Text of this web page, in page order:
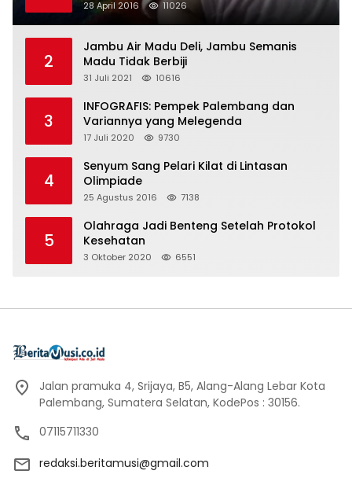
28 April 2016 11026
2
Jambu Air Madu Deli, Jambu Semanis
Madu Tidak Berbiji
31 Juli 2021 10616
3
INFOGRAFIS: Pempek Palembang dan
Variannya yang Melegenda
17 Juli 2020 9730
4
Senyum Sang Pelari Kilat di Lintasan
Olimpiade
25 Agustus 2016 7138
5
Olahraga Jadi Benteng Setelah Protokol
Kesehatan
3 Oktober 2020 6551
Jalan pramuka 4, Srijaya, B5, Alang-Alang Lebar Kota
Palembang, Sumatera Selatan, KodePos : 30156.
07115711330
redaksi.beritamusi@gmail.com